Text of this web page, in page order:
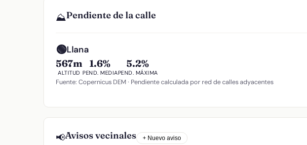
⛰️Pendiente de la calle
🟢Llana
567m
ALTITUD
1.6%
PEND. MEDIA
5.2%
PEND. MÁXIMA
Fuente: Copernicus DEM · Pendiente calculada por red de calles adyacentes
📢Avisos vecinales + Nuevo aviso